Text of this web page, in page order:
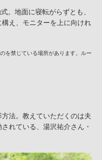
。地面に寝転がらずとも、
え、モニターを上に向けれ
を禁じている場所があります。ルー
法。教えていただくのは夫
れている、湯沢祐介さん・